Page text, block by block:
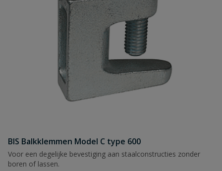
BIS Balkklemmen Model C type 600
Voor een degelijke bevestiging aan staalconstructies zonder
boren of lassen.